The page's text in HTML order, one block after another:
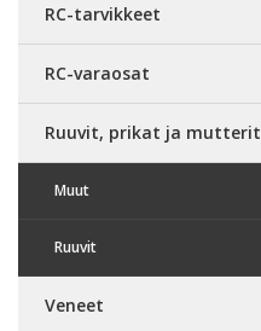
RC-tarvikkeet
RC-varaosat
Ruuvit, prikat ja mutterit
Muut
Ruuvit
Veneet